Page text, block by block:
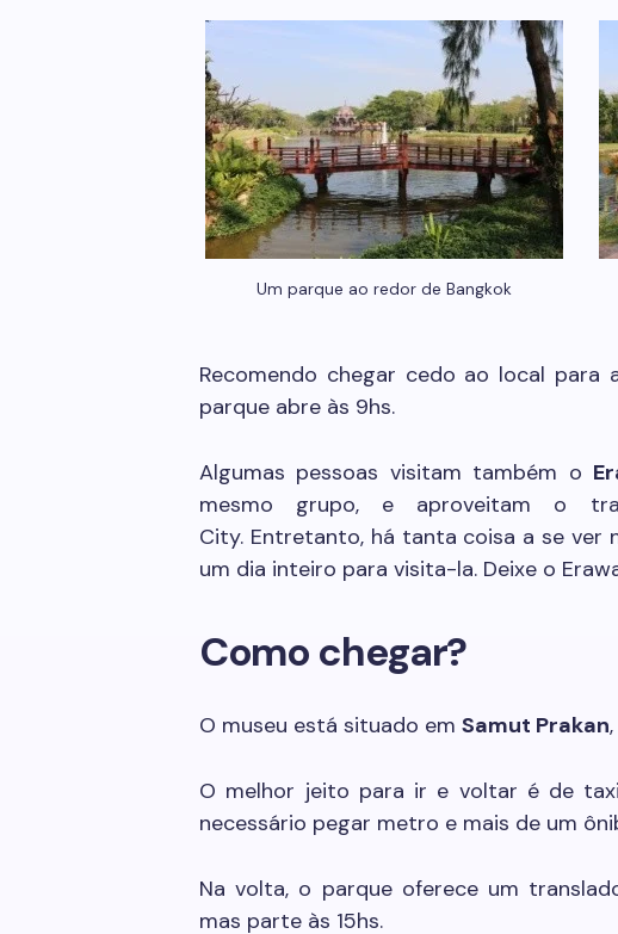
Um parque ao redor de Bangkok
Recomendo chegar cedo ao local para
parque abre às 9hs.
Algumas pessoas visitam também o
mesmo grupo, e aproveitam o
City. Entretanto, há tanta coisa a se ver
um dia inteiro para visita-la. Deixe o
Como chegar?
O museu está situado em Samut Prakan
O melhor jeito para ir e voltar é de
necessário pegar metro e mais de um
Na volta, o parque oferece um
mas parte às 15hs.